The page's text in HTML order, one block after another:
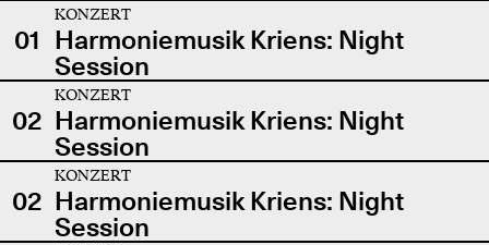
01
KONZERT
Harmoniemusik Kriens: Night
Session
02
KONZERT
Harmoniemusik Kriens: Night
Session
02
KONZERT
Harmoniemusik Kriens: Night
Session